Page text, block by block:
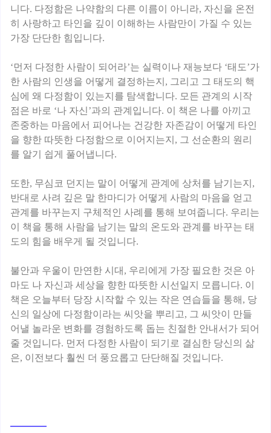
니다. 다정함은 나약함의 다른 이름이 아니라, 자신을 온전
히 사랑하고 타인을 깊이 이해하는 사람만이 가질 수 있는
가장 단단한 힘입니다.
‘먼저 다정한 사람이 되어라’는 실력이나 재능보다 ‘태도’가
한 사람의 인생을 어떻게 결정하는지, 그리고 그 태도의 핵
심에 왜 다정함이 있는지를 탐색합니다. 모든 관계의 시작
점은 바로 ‘나 자신’과의 관계입니다. 이 책은 나를 아끼고
존중하는 마음에서 피어나는 건강한 자존감이 어떻게 타인
을 향한 따뜻한 다정함으로 이어지는지, 그 선순환의 원리
를 알기 쉽게 풀어냅니다.
또한, 무심코 던지는 말이 어떻게 관계에 상처를 남기는지,
반대로 사려 깊은 말 한마디가 어떻게 사람의 마음을 얻고
관계를 바꾸는지 구체적인 사례를 통해 보여줍니다. 우리는
이 책을 통해 사람을 남기는 말의 온도와 관계를 바꾸는 태
도의 힘을 배우게 될 것입니다.
불안과 우울이 만연한 시대, 우리에게 가장 필요한 것은 아
마도 나 자신과 세상을 향한 따뜻한 시선일지 모릅니다. 이
책은 오늘부터 당장 시작할 수 있는 작은 연습들을 통해, 당
신의 일상에 다정함이라는 씨앗을 뿌리고, 그 씨앗이 만들
어낼 놀라운 변화를 경험하도록 돕는 친절한 안내서가 되어
줄 것입니다. 먼저 다정한 사람이 되기로 결심한 당신의 삶